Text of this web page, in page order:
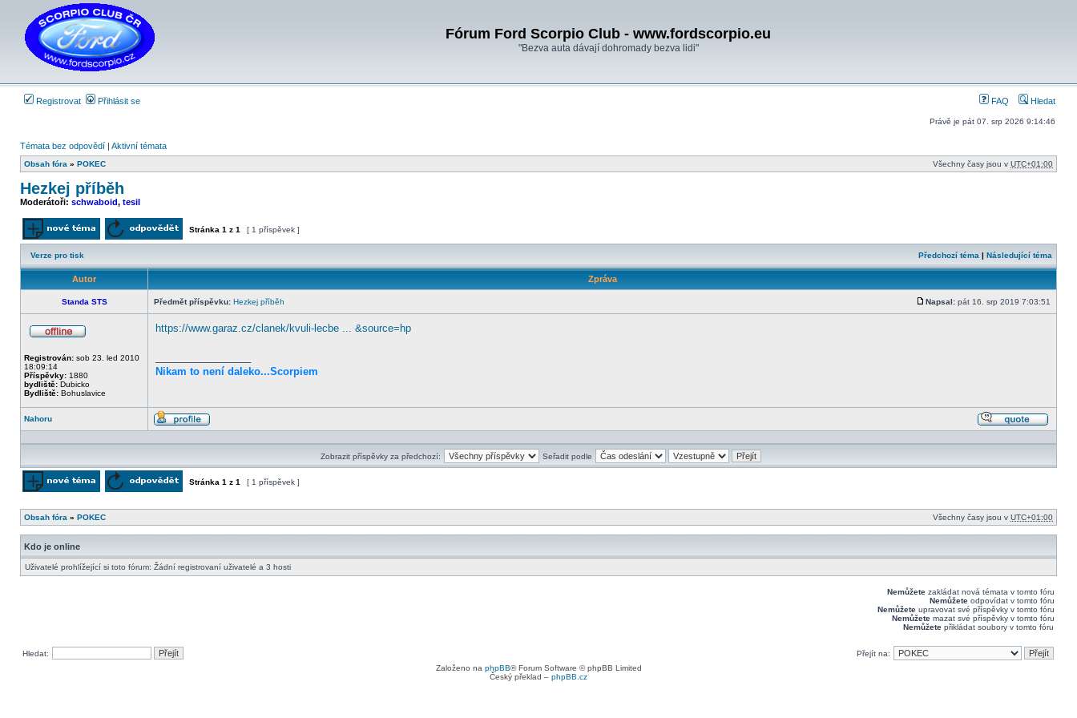
Fórum Ford Scorpio Club - www.fordscorpio.eu
"Bezva auta dávají dohromady bezva lidi"
Registrovat Přihlásit se FAQ Hledat
Právě je pát 07. srp 2026 9:14:46
Témata bez odpovědí | Aktivní témata
Obsah fóra » POKEC Všechny časy jsou v UTC+01:00
Hezkej příběh
Moderátoři: schwaboid, tesil
Odeslat nové téma Odpovědět na téma
Stránka 1 z 1 [ 1 příspěvek ]
Verze pro tisk Předchozí téma | Následující téma
Autor Zpráva
Standa STS Předmět příspěvku: Hezkej příběh
Příspěvek
Napsal: pát 16. srp 2019 7:03:51
Registrován: sob 23. led 2010
18:09:14
Příspěvky: 1880
bydliště: Dubicko
Bydliště: Bohuslavice
https://www.garaz.cz/clanek/kvuli-lecbe ... &source=hp
Nikam to není daleko...Scorpiem
Nahoru
Profil
Zobrazit příspěvky za předchozí:
Seřadit podle
Stránka 1 z 1 [ 1 příspěvek ]
Obsah fóra » POKEC Všechny časy jsou v UTC+01:00
Kdo je online
Uživatelé prohlížející si toto fórum: Žádní registrovaní uživatelé a 3 hosti
Nemůžete zakládat nová témata v tomto fóru
Nemůžete odpovídat v tomto fóru
Nemůžete upravovat své příspěvky v tomto fóru
Nemůžete mazat své příspěvky v tomto fóru
Nemůžete přikládat soubory v tomto fóru
Hledat:
Přejít na:
Založeno na phpBB® Forum Software © phpBB Limited
Český překlad – phpBB.cz